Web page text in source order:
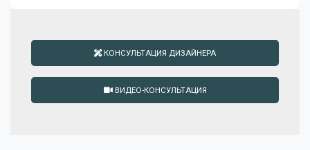
КОНСУЛЬТАЦИЯ ДИЗАЙНЕРА
ВИДЕО-КОНСУЛЬТАЦИЯ